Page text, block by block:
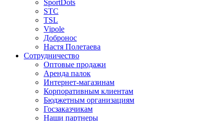
SportDots
STC
TSL
Vipole
Добронос
Настя Полетаева
Сотрудничество
Оптовые продажи
Аренда палок
Интернет-магазинам
Корпоративным клиентам
Бюджетным организациям
Госзаказчикам
Наши партнеры